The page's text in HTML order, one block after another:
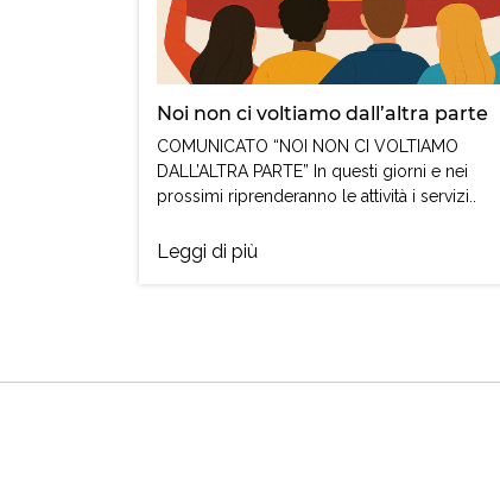
Noi non ci voltiamo dall’altra parte
COMUNICATO “NOI NON CI VOLTIAMO
DALL’ALTRA PARTE” In questi giorni e nei
prossimi riprenderanno le attività i servizi..
Leggi di più